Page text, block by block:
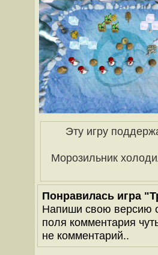
Эту игру
Морозильник
Понравилась игра
Напиши свою версию
поля комментария
не комментарий..